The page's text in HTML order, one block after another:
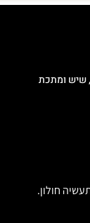
שיש ומתכת